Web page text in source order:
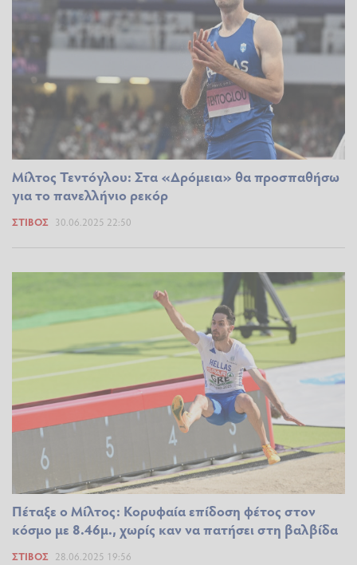
Μίλτος Τεντόγλου: Στα «Δρόμεια» θα προσπαθήσω
για το πανελλήνιο ρεκόρ
ΣΤΊΒΟΣ 30.06.2025 22:50
Πέταξε ο Μίλτος: Κορυφαία επίδοση φέτος στον
κόσμο με 8.46μ., χωρίς καν να πατήσει στη βαλβίδα
ΣΤΊΒΟΣ 28.06.2025 19:56